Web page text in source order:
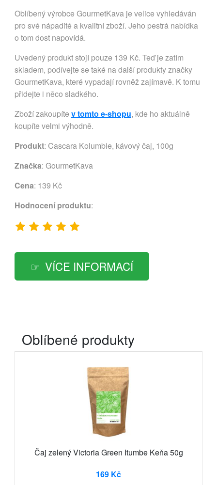
Oblíbený výrobce GourmetKava je velice vyhledáván
pro své nápadité a kvalitní zboží. Jeho pestrá nabídka
o tom dost napovídá.
Uvedený produkt stojí pouze 139 Kč. Teď je zatím
skladem, podívejte se také na další produkty značky
GourmetKava, které vypadají rovněž zajímavě. K tomu
přidejte i něco sladkého.
Zboží zakoupíte v tomto e-shopu, kde ho aktuálně
koupíte velmi výhodně.
Produkt: Cascara Kolumbie, kávový čaj, 100g
Značka: GourmetKava
Cena: 139 Kč
Hodnocení produktu:
VÍCE INFORMACÍ
Oblíbené produkty
Čaj zelený Victoria Green Itumbe Keňa 50g
169 Kč